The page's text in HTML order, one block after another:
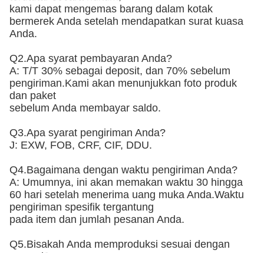
kami dapat mengemas barang dalam kotak
bermerek Anda setelah mendapatkan surat kuasa
Anda.
Q2.Apa syarat pembayaran Anda?
A: T/T 30% sebagai deposit, dan 70% sebelum
pengiriman.Kami akan menunjukkan foto produk
dan paket
sebelum Anda membayar saldo.
Q3.Apa syarat pengiriman Anda?
J: EXW, FOB, CRF, CIF, DDU.
Q4.Bagaimana dengan waktu pengiriman Anda?
A: Umumnya, ini akan memakan waktu 30 hingga
60 hari setelah menerima uang muka Anda.Waktu
pengiriman spesifik tergantung
pada item dan jumlah pesanan Anda.
Q5.Bisakah Anda memproduksi sesuai dengan